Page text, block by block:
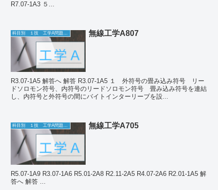
R7.07-1A3 ５...
科目別 １技 工学A問題一覧 無線工学A807
R3.07-1A5 解答へ 解答 R3.07-1A5 １ 外符号の畳み込み符号 リー
ドソロモン符号、内符号のリードソロモン符号 畳み込み符号を連結
し、内符号と外符号の間にバイトインターリーブを設...
科目別 １技 工学A問題一覧 無線工学A705
R5.07-1A9 R3.07-1A6 R5.01-2A8 R2.11-2A5 R4.07-2A6 R2.01-1A5 解